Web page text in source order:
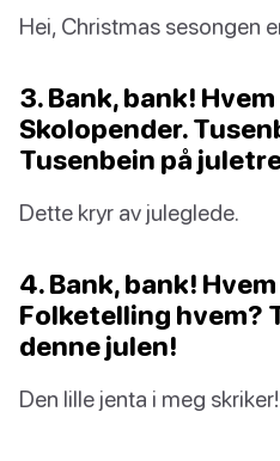
Hei, Christmas sesongen
3. Bank, bank!
Skolopender.
Tusenbein på
Dette kryr av juleglede.
4. Bank, bank!
Folketelling hvem?
denne julen!
Den lille jenta i meg skriker!